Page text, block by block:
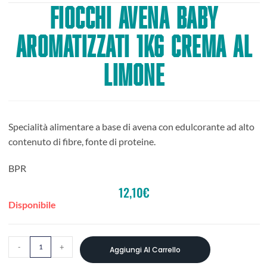
FIOCCHI AVENA BABY
AROMATIZZATI 1KG CREMA AL
LIMONE
Specialità alimentare a base di avena con edulcorante ad alto
contenuto di fibre, fonte di proteine.
BPR
12,10€
Disponibile
- + Aggiungi Al Carrello